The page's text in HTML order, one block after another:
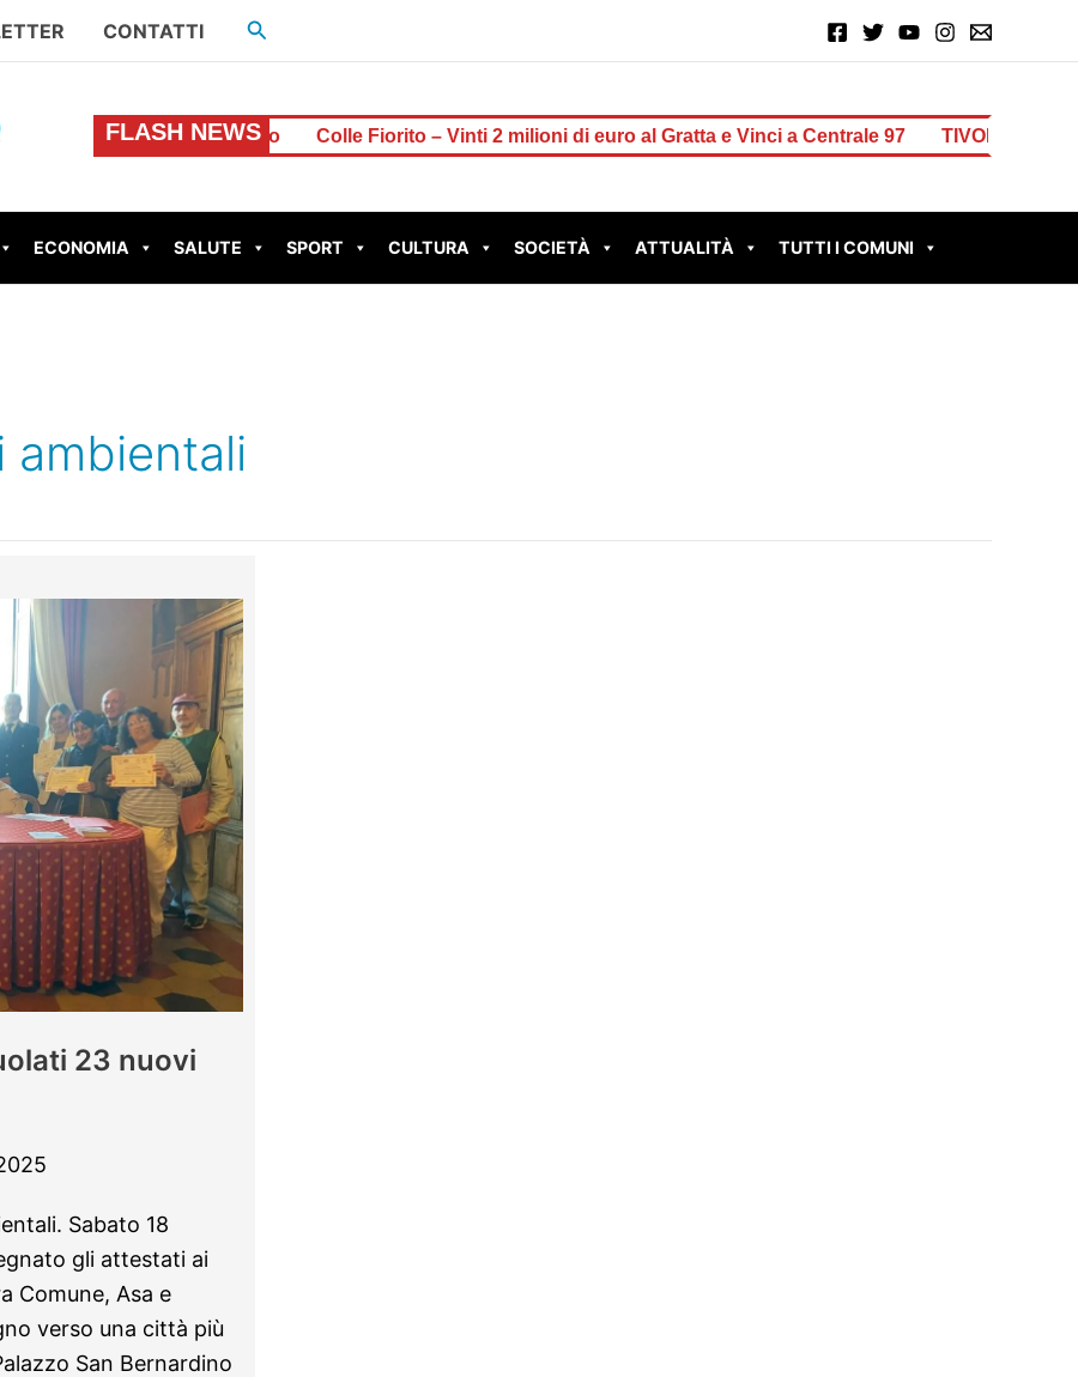
CONTATTI Cerca
FLASH NEWS
lite per il denaro Colle Fiorito – Vinti 2 milioni di euro al Gratta e Vinci a Centrale 97 TIVOLI – Muro
ECONOMIA SALUTE SPORT CULTURA SOCIETÀ ATTUALITÀ TUTTI I COMUNI
23 nuovi
Sabato 18
gli attestati ai
Comune, Asa e
verso una città più
San Bernardino